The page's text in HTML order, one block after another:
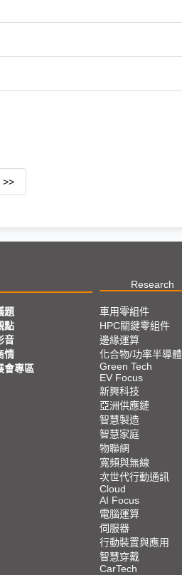
>>
Research
題
點
音
情
會專區
車用零組件
HPC關鍵零組件
邊緣運算
化合物/功率半導體
Green Tech
EV Focus
新興科技
亞洲供應鏈
智慧製造
智慧家庭
物聯網
寬頻與無線
次世代行動通訊
Cloud
AI Focus
電腦運算
伺服器
行動裝置與應用
智慧穿戴
CarTech